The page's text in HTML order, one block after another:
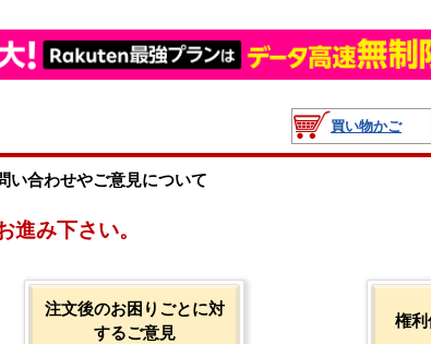
買い物かご
い合わせやご意見について
進み下さい。
注文後のお困りごとに対
するご意見
権利